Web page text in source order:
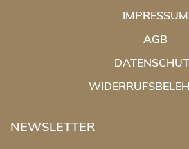
IMPRESSUM
AGB
NEWSLETTER